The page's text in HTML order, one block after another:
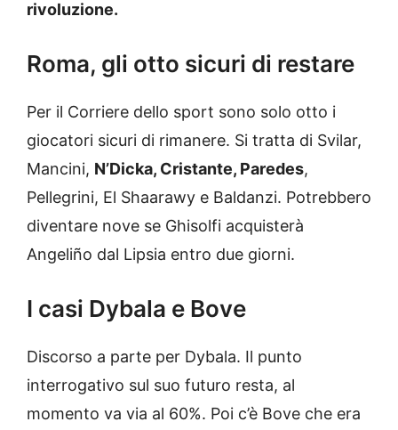
rivoluzione.
Roma, gli otto sicuri di restare
Per il Corriere dello sport sono solo otto i
giocatori sicuri di rimanere. Si tratta di Svilar,
Mancini, N’Dicka, Cristante, Paredes,
Pellegrini, El Shaarawy e Baldanzi. Potrebbero
diventare nove se Ghisolfi acquisterà
Angeliño dal Lipsia entro due giorni.
I casi Dybala e Bove
Discorso a parte per Dybala. Il punto
interrogativo sul suo futuro resta, al
momento va via al 60%. Poi c’è Bove che era